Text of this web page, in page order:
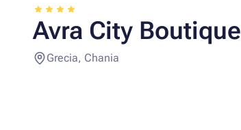
Avra City Boutique
Grecia, Chania